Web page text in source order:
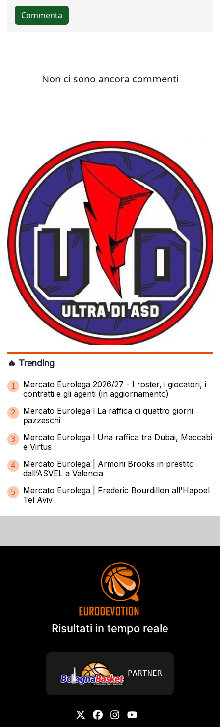
🔥 Trending
1
Mercato Eurolega 2026/27 - I roster, i giocatori, i
contratti e gli agenti (in aggiornamento)
2
Mercato Eurolega l La raffica di quattro giorni
pazzeschi
3
Mercato Eurolega l Una raffica tra Dubai, Maccabi
e Virtus
4
Mercato Eurolega | Armoni Brooks in prestito
dall’ASVEL a Valencia
5
Mercato Eurolega | Frederic Bourdillon all'Hapoel
Tel Aviv
Risultati in tempo reale
PARTNER